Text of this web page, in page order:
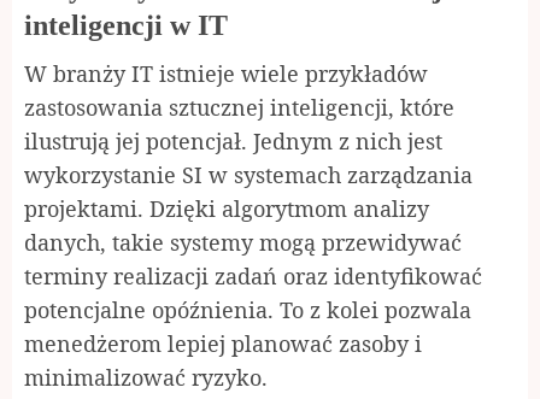
inteligencji w IT
W branży IT istnieje wiele przykładów
zastosowania sztucznej inteligencji, które
ilustrują jej potencjał. Jednym z nich jest
wykorzystanie SI w systemach zarządzania
projektami. Dzięki algorytmom analizy
danych, takie systemy mogą przewidywać
terminy realizacji zadań oraz identyfikować
potencjalne opóźnienia. To z kolei pozwala
menedżerom lepiej planować zasoby i
minimalizować ryzyko.